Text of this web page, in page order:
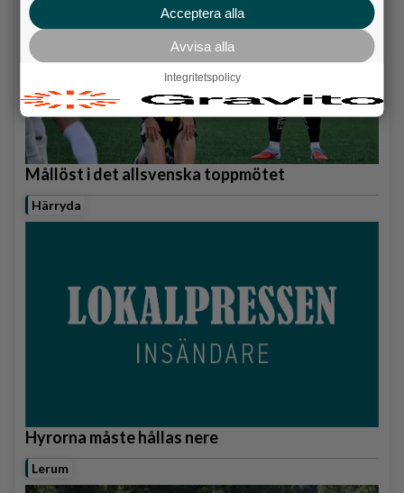
Mållöst i det allsvenska toppmötet
Härryda
Hyrorna måste hållas nere
Lerum
Acceptera alla
Avvisa alla
Integritetspolicy